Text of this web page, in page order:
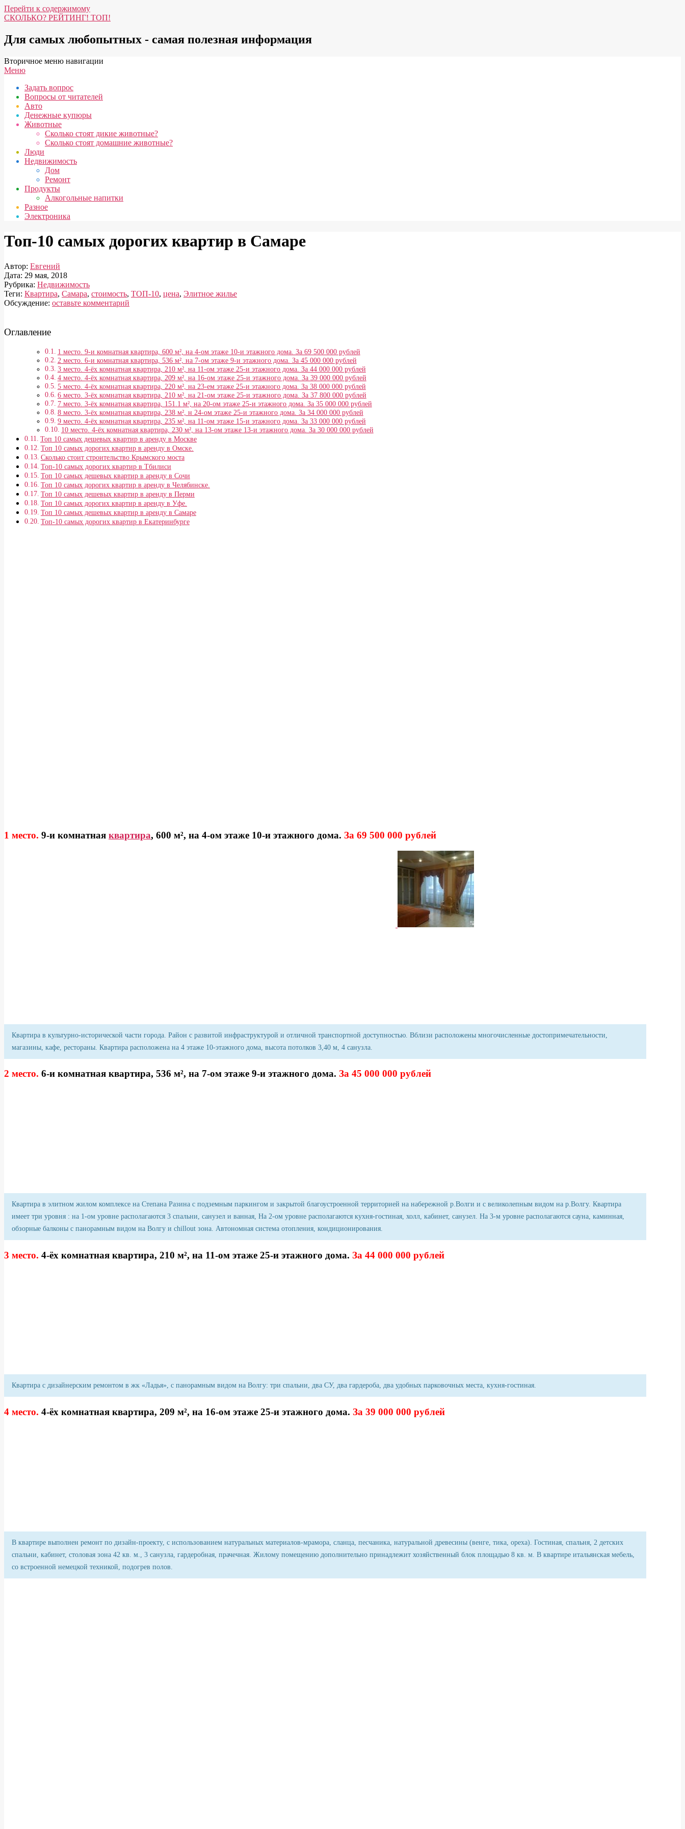
Перейти к содержимому
СКОЛЬКО? РЕЙТИНГ! ТОП!
Для самых любопытных - самая полезная информация
Вторичное меню навигации
Меню
Задать вопрос
Вопросы от читателей
Авто
Денежные купюры
Животные
Сколько стоят дикие животные?
Сколько стоят домашние животные?
Люди
Недвижимость
Дом
Ремонт
Продукты
Алкогольные напитки
Разное
Электроника
Топ-10 самых дорогих квартир в Самаре
Автор: Евгений
Дата: 29 мая, 2018
Рубрика: Недвижимость
Теги: Квартира, Самара, стоимость, ТОП-10, цена, Элитное жилье
Обсуждение: оставьте комментарий
Оглавление
1 место. 9-и комнатная квартира, 600 м², на 4-ом этаже 10-и этажного дома. За 69 500 000 рублей
2 место. 6-и комнатная квартира, 536 м², на 7-ом этаже 9-и этажного дома. За 45 000 000 рублей
3 место. 4-ёх комнатная квартира, 210 м², на 11-ом этаже 25-и этажного дома. За 44 000 000 рублей
4 место. 4-ёх комнатная квартира, 209 м², на 16-ом этаже 25-и этажного дома. За 39 000 000 рублей
5 место. 4-ёх комнатная квартира, 220 м², на 23-ем этаже 25-и этажного дома. За 38 000 000 рублей
6 место. 3-ёх комнатная квартира, 210 м², на 21-ом этаже 25-и этажного дома. За 37 800 000 рублей
7 место. 3-ёх комнатная квартира, 151.1 м², на 20-ом этаже 25-и этажного дома. За 35 000 000 рублей
8 место. 3-ёх комнатная квартира, 238 м², н 24-ом этаже 25-и этажного дома. За 34 000 000 рублей
9 место. 4-ёх комнатная квартира, 235 м², на 11-ом этаже 15-и этажного дома. За 33 000 000 рублей
10 место. 4-ёх комнатная квартира, 230 м², на 13-ом этаже 13-и этажного дома. За 30 000 000 рублей
Топ 10 самых дешевых квартир в аренду в Москве
Топ 10 самых дорогих квартир в аренду в Омске.
Сколько стоит строительство Крымского моста
Топ-10 самых дорогих квартир в Тбилиси
Топ 10 самых дешевых квартир в аренду в Сочи
Топ 10 самых дорогих квартир в аренду в Челябинске.
Топ 10 самых дешевых квартир в аренду в Перми
Топ 10 самых дорогих квартир в аренду в Уфе.
Топ 10 самых дешевых квартир в аренду в Самаре
Топ-10 самых дорогих квартир в Екатеринбурге
1 место. 9-и комнатная квартира, 600 м², на 4-ом этаже 10-и этажного дома. За 69 500 000 рублей
Квартира в культурно-исторической части города. Район с развитой инфраструктурой и отличной транспортной доступностью. Вблизи расположены многочисленные достопримечательности,
магазины, кафе, рестораны. Квартира расположена на 4 этаже 10-этажного дома, высота потолков 3,40 м, 4 санузла.
2 место. 6-и комнатная квартира, 536 м², на 7-ом этаже 9-и этажного дома. За 45 000 000 рублей
Квартира в элитном жилом комплексе на Степана Разина с подземным паркингом и закрытой благоустроенной территорией на набережной р.Волги и с великолепным видом на р.Волгу. Квартира
имеет три уровня : на 1-ом уровне располагаются 3 спальни, санузел и ванная, На 2-ом уровне располагаются кухня-гостиная, холл, кабинет, санузел. На 3-м уровне располагаются сауна, каминная,
обзорные балконы с панорамным видом на Волгу и chillout зона. Автономная система отопления, кондиционирования.
3 место. 4-ёх комнатная квартира, 210 м², на 11-ом этаже 25-и этажного дома. За 44 000 000 рублей
Квартира с дизайнерским ремонтом в жк «Ладья», с панорамным видом на Волгу: три спальни, два СУ, два гардероба, два удобных парковочных места, кухня-гостиная.
4 место. 4-ёх комнатная квартира, 209 м², на 16-ом этаже 25-и этажного дома. За 39 000 000 рублей
В квартире выполнен ремонт по дизайн-проекту, с использованием натуральных материалов-мрамора, сланца, песчаника, натуральной древесины (венге, тика, ореха). Гостиная, спальня, 2 детских
спальни, кабинет, столовая зона 42 кв. м., 3 санузла, гардеробная, прачечная. Жилому помещению дополнительно принадлежит хозяйственный блок площадью 8 кв. м. В квартире итальянская мебель,
со встроенной немецкой техникой, подогрев полов.